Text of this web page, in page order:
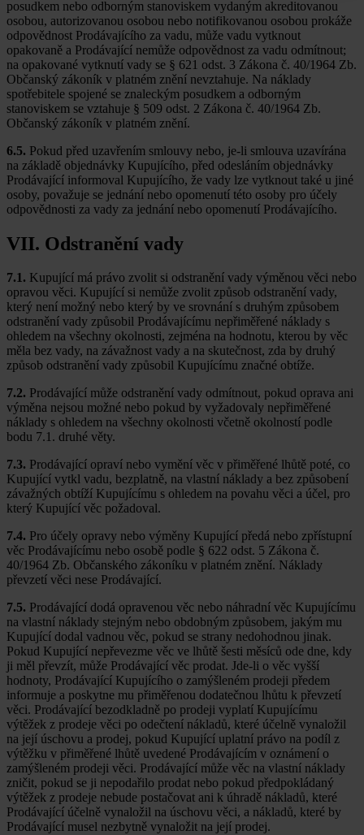
posudkem nebo odborným stanoviskem vydaným akreditovanou
osobou, autorizovanou osobou nebo notifikovanou osobou prokáže
odpovědnost Prodávajícího za vadu, může vadu vytknout
opakovaně a Prodávající nemůže odpovědnost za vadu odmítnout;
na opakované vytknutí vady se § 621 odst. 3 Zákona č. 40/1964 Zb.
Občanský zákoník v platném znění nevztahuje. Na náklady
spotřebitele spojené se znaleckým posudkem a odborným
stanoviskem se vztahuje § 509 odst. 2 Zákona č. 40/1964 Zb.
Občanský zákoník v platném znění.
6.5. Pokud před uzavřením smlouvy nebo, je-li smlouva uzavírána
na základě objednávky Kupujícího, před odesláním objednávky
Prodávající informoval Kupujícího, že vady lze vytknout také u jiné
osoby, považuje se jednání nebo opomenutí této osoby pro účely
odpovědnosti za vady za jednání nebo opomenutí Prodávajícího.
VII. Odstranění vady
7.1. Kupující má právo zvolit si odstranění vady výměnou věci nebo
opravou věci. Kupující si nemůže zvolit způsob odstranění vady,
který není možný nebo který by ve srovnání s druhým způsobem
odstranění vady způsobil Prodávajícímu nepřiměřené náklady s
ohledem na všechny okolnosti, zejména na hodnotu, kterou by věc
měla bez vady, na závažnost vady a na skutečnost, zda by druhý
způsob odstranění vady způsobil Kupujícímu značné obtíže.
7.2. Prodávající může odstranění vady odmítnout, pokud oprava ani
výměna nejsou možné nebo pokud by vyžadovaly nepřiměřené
náklady s ohledem na všechny okolnosti včetně okolností podle
bodu 7.1. druhé věty.
7.3. Prodávající opraví nebo vymění věc v přiměřené lhůtě poté, co
Kupující vytkl vadu, bezplatně, na vlastní náklady a bez způsobení
závažných obtíží Kupujícímu s ohledem na povahu věci a účel, pro
který Kupující věc požadoval.
7.4. Pro účely opravy nebo výměny Kupující předá nebo zpřístupní
věc Prodávajícímu nebo osobě podle § 622 odst. 5 Zákona č.
40/1964 Zb. Občanského zákoníku v platném znění. Náklady
převzetí věci nese Prodávající.
7.5. Prodávající dodá opravenou věc nebo náhradní věc Kupujícímu
na vlastní náklady stejným nebo obdobným způsobem, jakým mu
Kupující dodal vadnou věc, pokud se strany nedohodnou jinak.
Pokud Kupující nepřevezme věc ve lhůtě šesti měsíců ode dne, kdy
ji měl převzít, může Prodávající věc prodat. Jde-li o věc vyšší
hodnoty, Prodávající Kupujícího o zamýšleném prodeji předem
informuje a poskytne mu přiměřenou dodatečnou lhůtu k převzetí
věci. Prodávající bezodkladně po prodeji vyplatí Kupujícímu
výtěžek z prodeje věci po odečtení nákladů, které účelně vynaložil
na její úschovu a prodej, pokud Kupující uplatní právo na podíl z
výtěžku v přiměřené lhůtě uvedené Prodávajícím v oznámení o
zamýšleném prodeji věci. Prodávající může věc na vlastní náklady
zničit, pokud se ji nepodařilo prodat nebo pokud předpokládaný
výtěžek z prodeje nebude postačovat ani k úhradě nákladů, které
Prodávající účelně vynaložil na úschovu věci, a nákladů, které by
Prodávající musel nezbytně vynaložit na její prodej.